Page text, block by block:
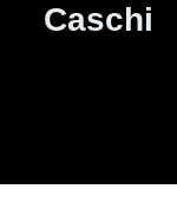
Caschi